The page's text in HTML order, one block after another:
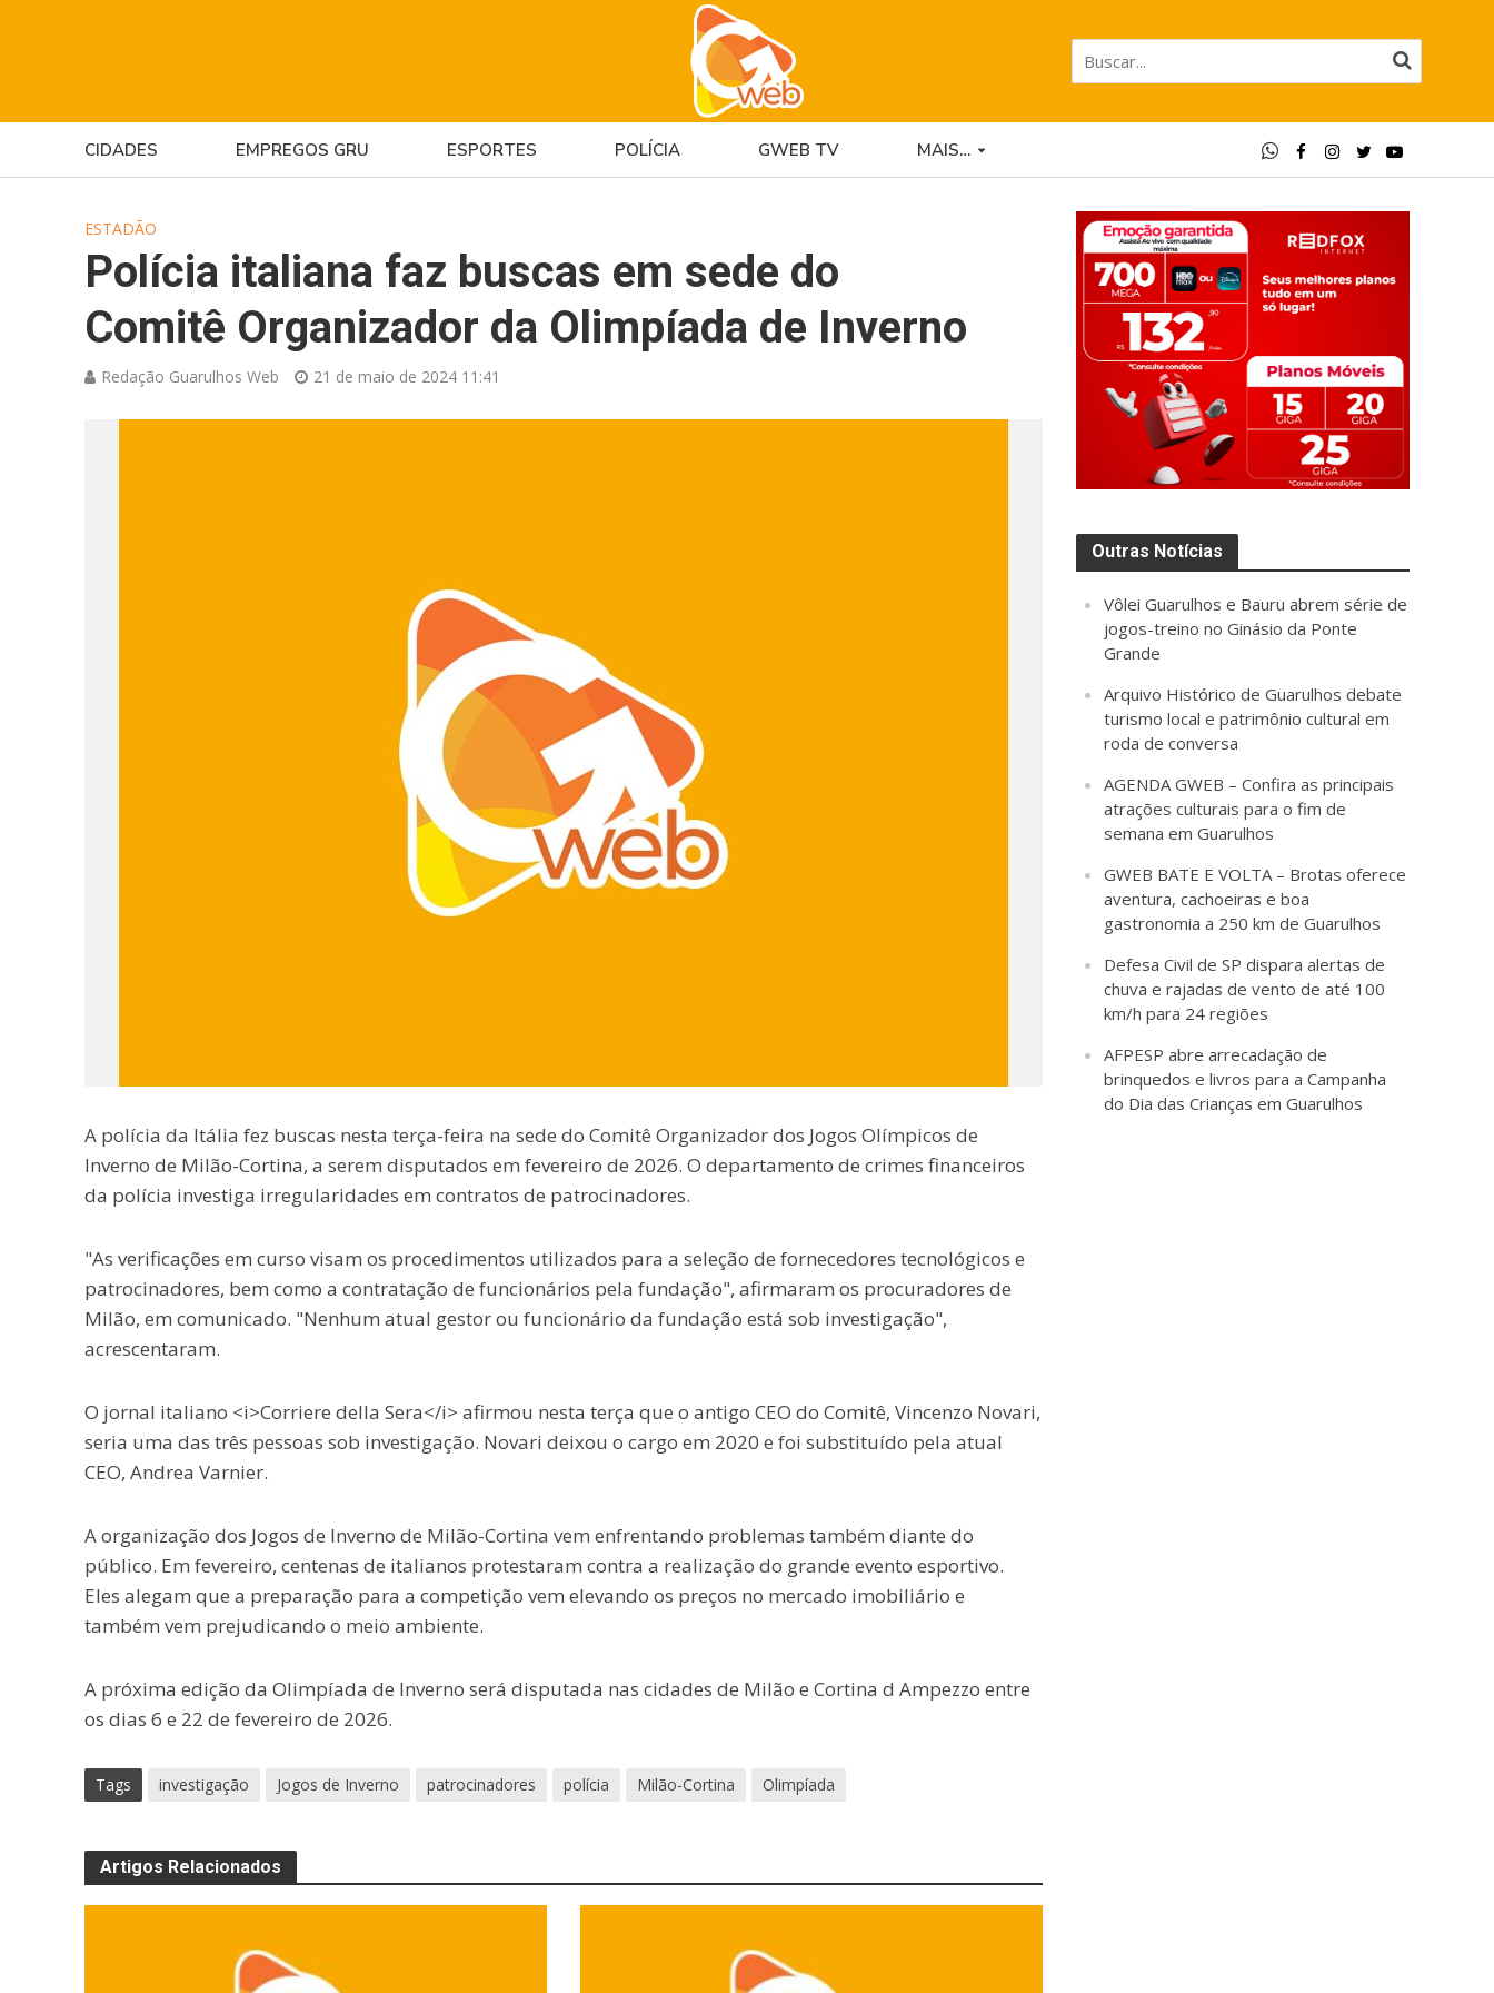
CIDADES EMPREGOS GRU ESPORTES POLÍCIA GWEB TV MAIS…
ESTADÃO
Polícia italiana faz buscas em sede do
Comitê Organizador da Olimpíada de Inverno
Redação Guarulhos Web 21 de maio de 2024 11:41
A polícia da Itália fez buscas nesta terça-feira na sede do Comitê Organizador dos Jogos Olímpicos de
Inverno de Milão-Cortina, a serem disputados em fevereiro de 2026. O departamento de crimes financeiros
da polícia investiga irregularidades em contratos de patrocinadores.
"As verificações em curso visam os procedimentos utilizados para a seleção de fornecedores tecnológicos e
patrocinadores, bem como a contratação de funcionários pela fundação", afirmaram os procuradores de
Milão, em comunicado. "Nenhum atual gestor ou funcionário da fundação está sob investigação",
acrescentaram.
O jornal italiano <i>Corriere della Sera</i> afirmou nesta terça que o antigo CEO do Comitê, Vincenzo Novari,
seria uma das três pessoas sob investigação. Novari deixou o cargo em 2020 e foi substituído pela atual
CEO, Andrea Varnier.
A organização dos Jogos de Inverno de Milão-Cortina vem enfrentando problemas também diante do
público. Em fevereiro, centenas de italianos protestaram contra a realização do grande evento esportivo.
Eles alegam que a preparação para a competição vem elevando os preços no mercado imobiliário e
também vem prejudicando o meio ambiente.
A próxima edição da Olimpíada de Inverno será disputada nas cidades de Milão e Cortina d Ampezzo entre
os dias 6 e 22 de fevereiro de 2026.
Tags investigação Jogos de Inverno patrocinadores polícia Milão-Cortina Olimpíada
Artigos Relacionados
Outras Notícias
Vôlei Guarulhos e Bauru abrem série de
jogos-treino no Ginásio da Ponte
Grande
Arquivo Histórico de Guarulhos debate
turismo local e patrimônio cultural em
roda de conversa
AGENDA GWEB – Confira as principais
atrações culturais para o fim de
semana em Guarulhos
GWEB BATE E VOLTA – Brotas oferece
aventura, cachoeiras e boa
gastronomia a 250 km de Guarulhos
Defesa Civil de SP dispara alertas de
chuva e rajadas de vento de até 100
km/h para 24 regiões
AFPESP abre arrecadação de
brinquedos e livros para a Campanha
do Dia das Crianças em Guarulhos